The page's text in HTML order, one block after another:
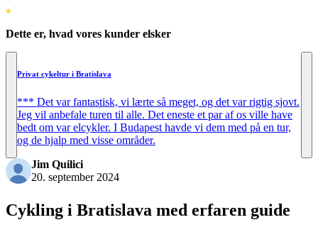
Dette er, hvad vores kunder elsker
Privat cykeltur i Bratislava
*** Det var fantastisk, vi lærte så meget, og det var rigtig sjovt.
Jeg vil anbefale turen til alle. Det eneste et par af os ville have
bedt om var elcykler. I Budapest havde vi dem med på en tur,
og de hjalp med visse områder.
Jim Quilici
20. september 2024
Cykling i Bratislava med erfaren guide